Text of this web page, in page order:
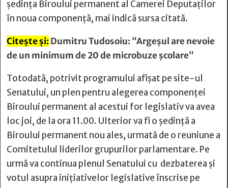
şedinţa Biroului permanent al Camerei Deputaţilor
în noua componenţă, mai indică sursa citată.
Citește și:Dumitru Tudosoiu: “Argeșul are nevoie
de un minimum de 20 de microbuze școlare”
Totodată, potrivit programului afişat pe site-ul
Senatului, un plen pentru alegerea componenţei
Biroului permanent al acestui for legislativ va avea
loc joi, de la ora 11.00. Ulterior va fi o şedinţă a
Biroului permanent nou ales, urmată de o reuniune a
Comitetului liderilor grupurilor parlamentare. Pe
urmă va continua plenul Senatului cu dezbaterea şi
votul asupra iniţiativelor legislative înscrise pe